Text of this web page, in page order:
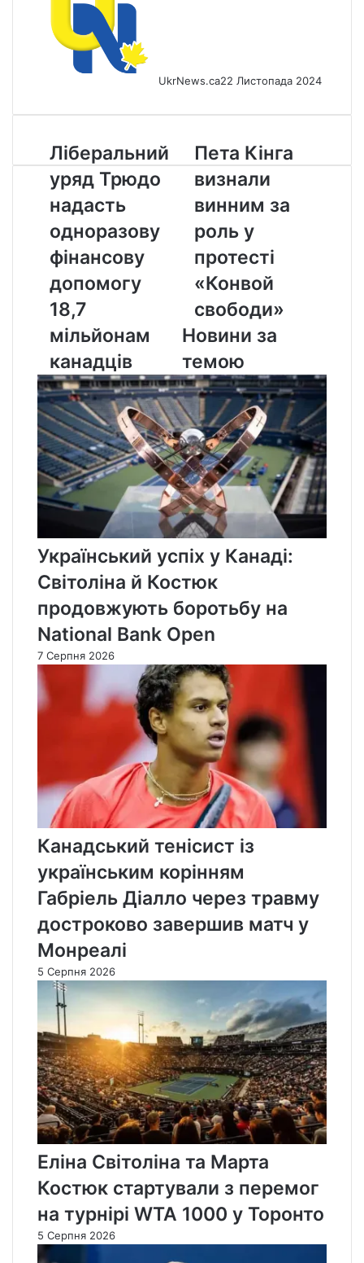
UkrNews.ca22 Листопада 2024
Ліберальний
уряд
Трюдо
надасть
одноразову
фінансову
допомогу
18,7
мільйонам
канадців
Ліберальний
уряд Трюдо
надасть
одноразову
фінансову
допомогу
18,7
мільйонам
канадців
Пета
Кінга
визнали
винним
за
роль
у
протесті
«Конвой
свободи»
Пета Кінга
визнали
винним за
роль у
протесті
«Конвой
свободи»
Новини за
темою
Український успіх у Канаді:
Світоліна й Костюк
продовжують боротьбу на
National Bank Open
7 Серпня 2026
Канадський тенісист із
українським корінням
Габріель Діалло через травму
достроково завершив матч у
Монреалі
5 Серпня 2026
Еліна Світоліна та Марта
Костюк стартували з перемог
на турнірі WTA 1000 у Торонто
5 Серпня 2026